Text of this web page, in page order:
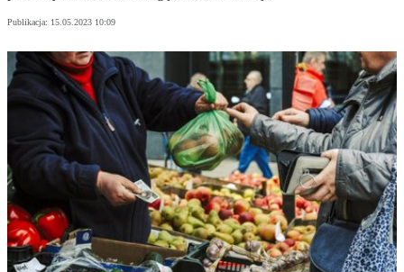
Publikacja: 15.05.2023 10:09